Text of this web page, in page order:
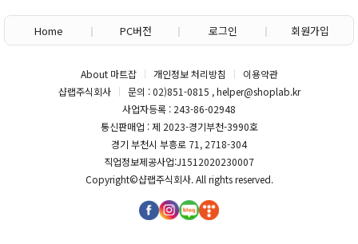
Home PC버전 로그인 회원가입
About 마트잡 개인정보 처리방침
이용약관
샵랩주식회사
문의 : 02)851-0815 , helper@shoplab.kr
사업자등록 : 243-86-02948
통신판매업 : 제 2023-경기부천-3990호
경기 부천시 부흥로 71, 2718-304
직업정보제공사업:J1512020230007
Copyright©샵랩주식회사. All rights reserved.